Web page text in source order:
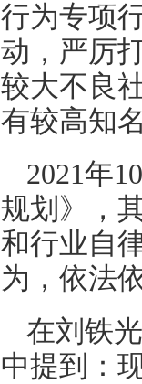
行为专项
动，严厉
较大不良
有较高知
2021年
规划》，
和行业自
为，依法
在刘铁
中提到：